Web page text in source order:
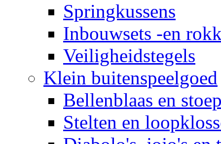
Springkussens
Inbouwsets -en
Veiligheidstegels
Klein buitenspeelgoed
Bellenblaas en
Stelten en